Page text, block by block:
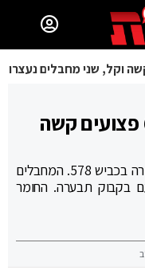
פיגוע ירי בבקעת הירדן: 6 פצועים קשה
הפצועים, בהם נהג האוטובוס, פונו מהזירה בכביש 578. המחבלים
בקבוק תבערה. החומר